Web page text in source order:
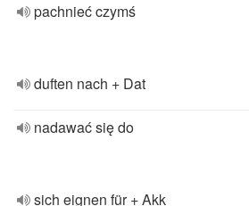
pachnieć czymś
duften nach + Dat
nadawać się do
sich eignen für + Akk